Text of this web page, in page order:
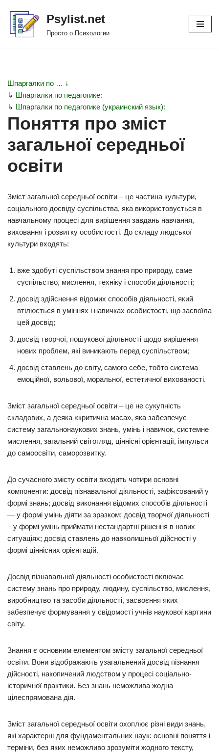
Перейти
Psylist.net
Просто о Психологии
Шпаргалки по … ↓
↳ Шпаргалки по педагогике:
↳ Шпаргалки по педагогике (украинский язык):
Поняття про зміст
загальної середньої
освіти
Зміст загальної середньої освіти – це частина культури,
соціального досвіду суспільства, яка використовується в
навчальному процесі для вирішення завдань навчання,
виховання і розвитку особистості. До складу людської
культури входять:
вже здобуті суспільством знання про природу, саме
суспільство, мислення, техніку і способи діяльності;
досвід здійснення відомих способів діяльності, який
втілюється в уміннях і навичках особистості, що засвоїла
цей досвід;
досвід творчої, пошукової діяльності щодо вирішення
нових проблем, які виникають перед суспільством;
досвід ставлень до світу, самого себе, тобто система
емоційної, вольової, моральної, естетичної вихованості.
Зміст загальної середньої освіти – це не сукупність
складових, а деяка «критична маса», яка забезпечує
систему загальнонаукових знань, умінь і навичок, системне
мислення, загальний світогляд, ціннісні орієнтації, імпульси
до самоосвіти, саморозвитку.
До сучасного змісту освіти входить чотири основні
компоненти: досвід пізнавальної діяльності, зафіксований у
формі знань; досвід виконання відомих способів діяльності
— у формі умінь діяти за зразком; досвід творчої діяльності
– у формі умінь приймати нестандартні рішення в нових
ситуаціях; досвід ставлень до навколишньої дійсності у
формі ціннісних орієнтацій.
Досвід пізнавальної діяльності особистості включає
систему знань про природу, людину, суспільство, мислення,
виробництво та засоби діяльності, засвоєння яких
забезпечує формування у свідомості учнів наукової картини
світу.
Знання є основним елементом змісту загальної середньої
освіти. Вони відображають узагальнений досвід пізнання
дійсності, накопичений людством у процесі соціально-
історичної практики. Без знань неможлива жодна
цілеспрямована дія.
Зміст загальної середньої освіти охоплює різні види знань,
які характерні для фундаментальних наук: основні поняття і
терміни, без яких неможливо зрозуміти жодного тексту,